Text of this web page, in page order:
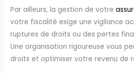
Par ailleurs, la gestion de votre
votre fiscalité exige une vigilance
ruptures de droits ou des pertes
Une organisation rigoureuse vous
droits et optimiser votre revenu de